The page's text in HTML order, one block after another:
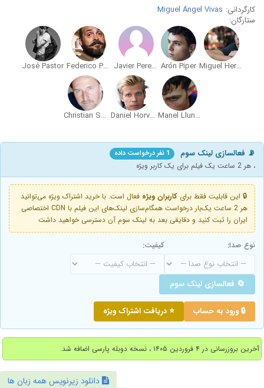
کارگردانی: Miguel Ángel Vivas
ستارگان:
Miguel Herrán
Arón Piper
Javier Pereira
Federico Pérez Rey
José Pastor
Manel Llunell
Daniel Horvath
Christian Stamm
📡 فعالسازی لینک سوم 1 نفر درخواست داده
، هر 2 ساعت یک فیلم برای یک کاربر ویژه
🔒 این قابلیت فقط برای کاربران ویژه فعال است. با خرید اشتراک ویژه می‌توانید
هر 2 ساعت یک‌بار درخواست همگام‌سازی لینک‌های این فیلم با CDN اختصاصی
ایران را ثبت کنید و دقایقی بعد به لینک سوم آن دسترسی خواهید داشت
نوع صدا: کیفیت:
🔄 فعالسازی لینک سوم
🔒 ورود به حساب ⭐ دریافت اشتراک ویژه
آخرین بروزرسانی در ۴ فروردین ۱۴۰۵ ، نسخه دوبله پارسی اضافه شد.
دانلود زیرنویس همه زبان ها